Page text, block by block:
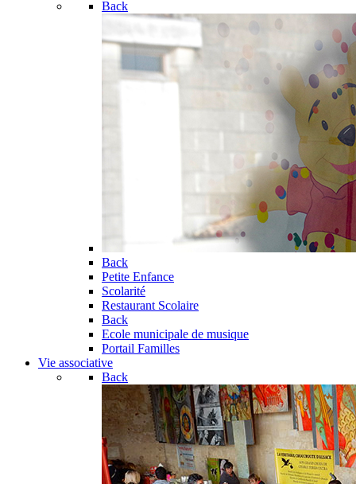
Back
Back
Petite Enfance
Scolarité
Restaurant Scolaire
Back
Ecole municipale de musique
Portail Familles
Vie associative
Back